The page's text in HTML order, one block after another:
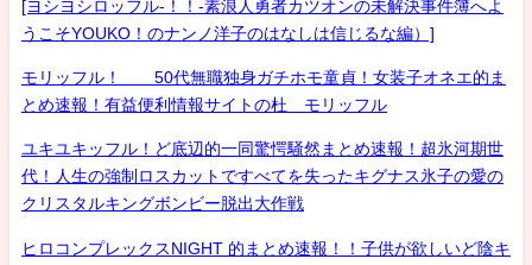
[ヨシヨシロッフル-！！-素浪人勇者カツオンの未解決事件簿へよ
うこそYOUKO！のナンノ洋子のはなしは信じるな編）]
モリッフル！ 50代無職独身ガチホモ童貞！女装子オネエ的ま
とめ速報！有益便利情報サイトの杜 モリッフル
ユキユキッフル！ど底辺的一同驚愕騒然まとめ速報！超氷河期世
代！人生の強制ロスカットですべてを失ったキグナス氷子の愛の
クリスタルキングボンビー脱出大作戦
ヒロコンプレックスNIGHT 的まとめ速報！！子供が欲しいど陰キ